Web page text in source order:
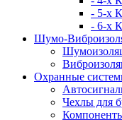
- 5-х
- 6-х
Шумо-
Охранные
Чехлы для